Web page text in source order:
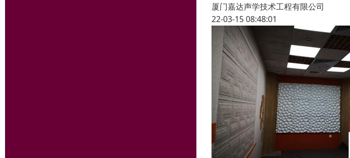
厦门嘉达声学技术工程有限公司
22-03-15 08:48:01